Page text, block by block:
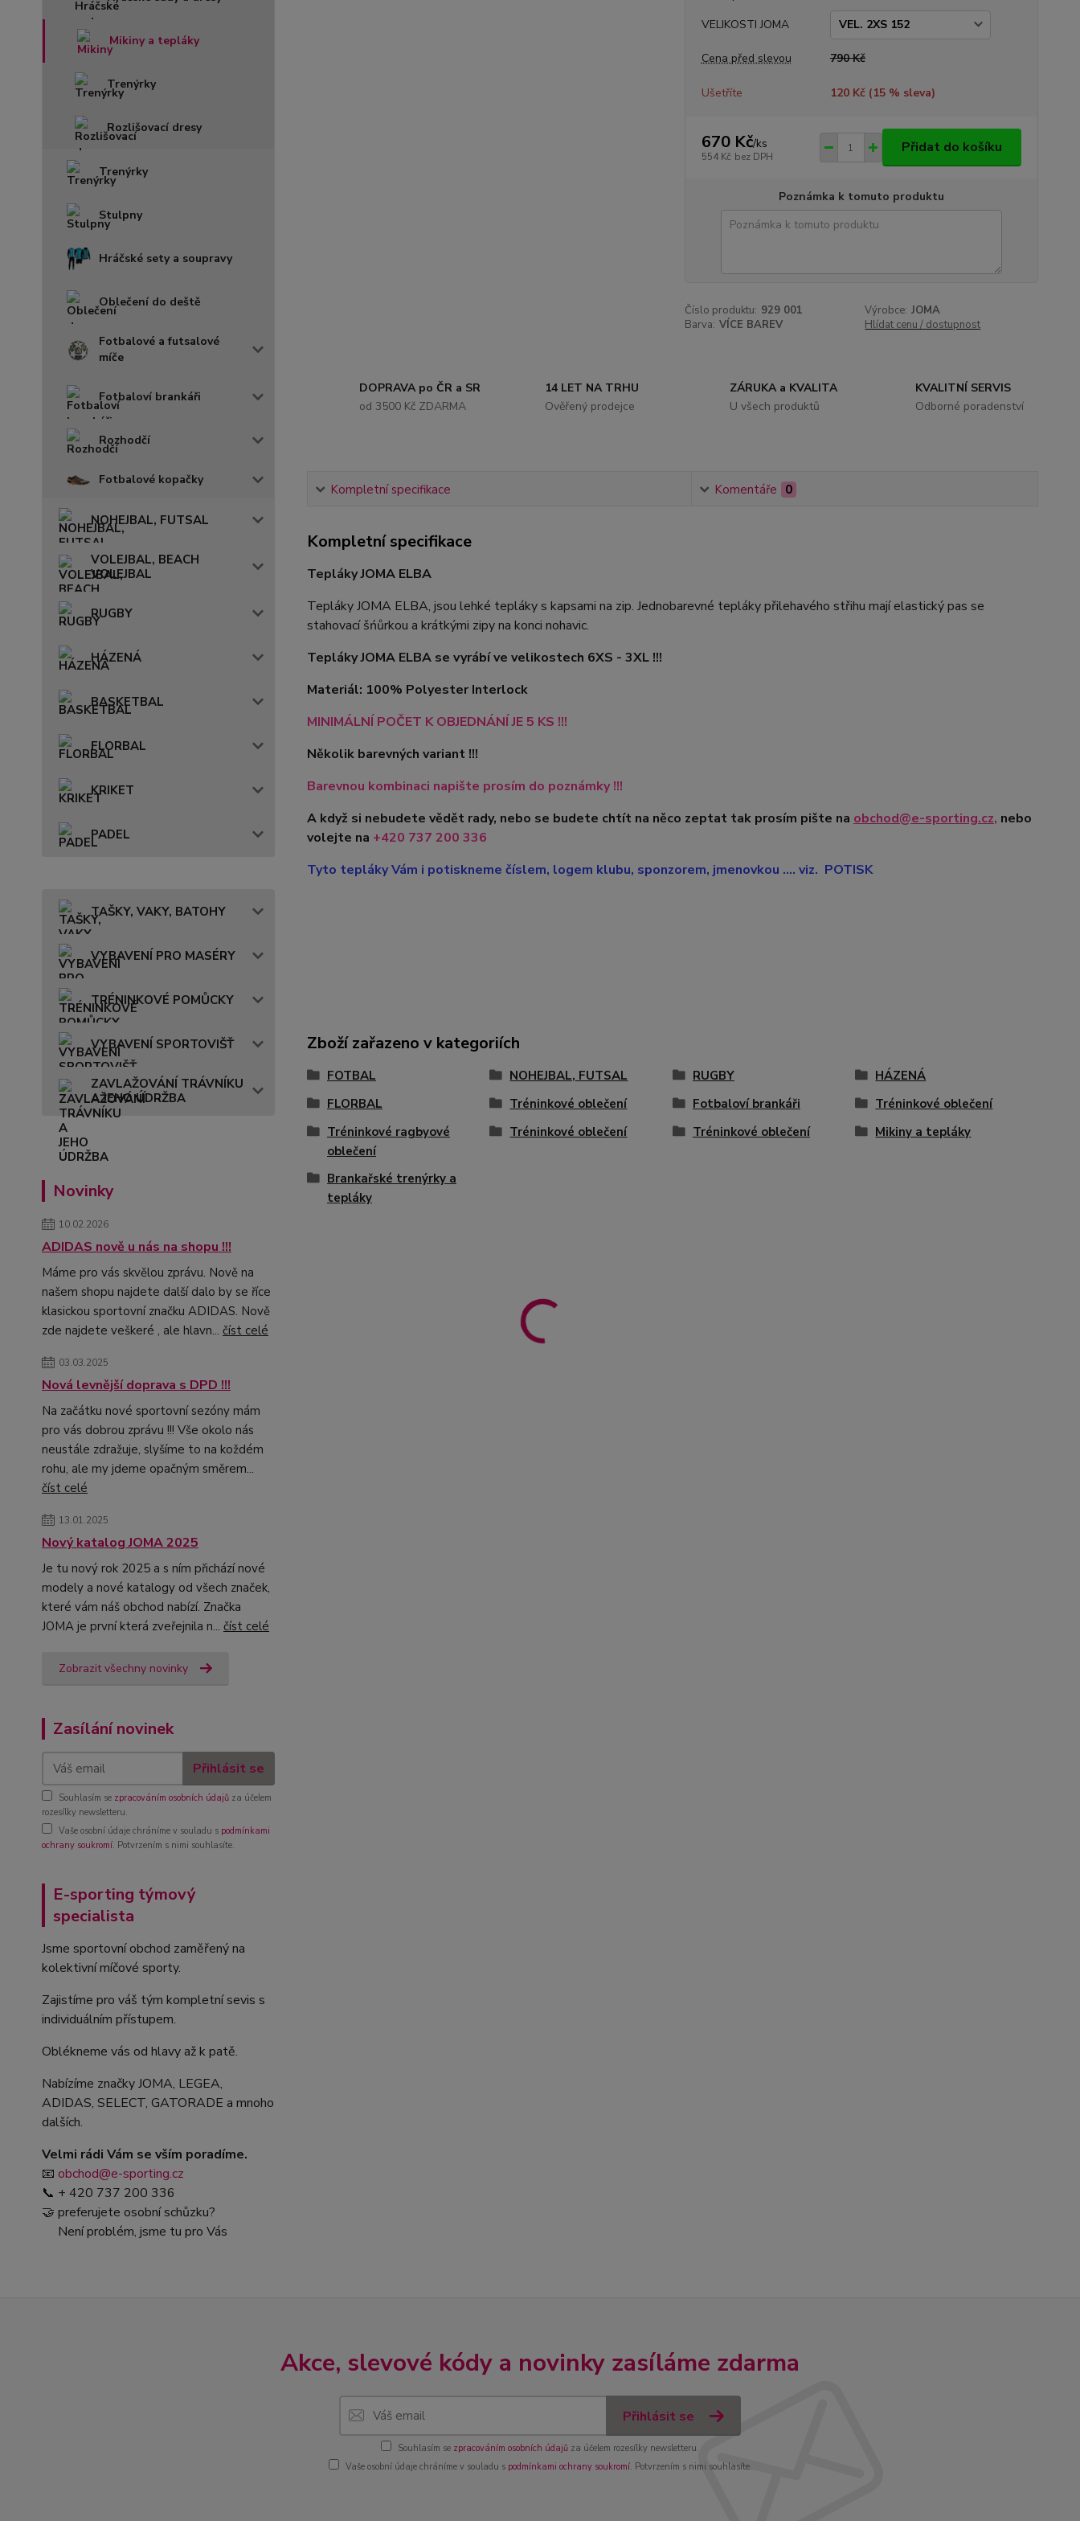
Mikiny a tepláky
Trenýrky
Rozlišovací dresy
Trenýrky
Stulpny
Hráčské sety a soupravy
Oblečení do deště
Fotbalové a futsalové
míče
Fotbaloví brankáři
Rozhodčí
Fotbalové kopačky
NOHEJBAL, FUTSAL
VOLEJBAL, BEACH
VOLEJBAL
RUGBY
HÁZENÁ
BASKETBAL
FLORBAL
KRIKET
PADEL
TAŠKY, VAKY, BATOHY
VYBAVENÍ PRO MASÉRY
TRÉNINKOVÉ POMŮCKY
VYBAVENÍ SPORTOVIŠŤ
ZAVLAŽOVÁNÍ TRÁVNÍKU
A JEHO ÚDRŽBA
Novinky
10.02.2026
ADIDAS nově u nás na shopu !!!
Máme pro vás skvělou zprávu. Nově na
našem shopu najdete další dalo by se říce
klasickou sportovní značku ADIDAS. Nově
zde najdete veškeré , ale hlavn... číst celé
03.03.2025
Nová levnější doprava s DPD !!!
Na začátku nové sportovní sezóny mám
pro vás dobrou zprávu !!! Vše okolo nás
neustále zdražuje, slyšíme to na koždém
rohu, ale my jdeme opačným směrem...
číst celé
13.01.2025
Nový katalog JOMA 2025
Je tu nový rok 2025 a s ním přichází nové
modely a nové katalogy od všech značek,
které vám náš obchod nabízí. Značka
JOMA je první která zveřejnila n... číst celé
Zobrazit všechny novinky
Zasílání novinek
Přihlásit se
Souhlasím se zpracováním osobních údajů za účelem
rozesílky newsletteru.
Vaše osobní údaje chráníme v souladu s podmínkami
ochrany soukromí. Potvrzením s nimi souhlasíte.
E-sporting týmový
specialista
Jsme sportovní obchod zaměřený na
kolektivní míčové sporty.
Zajistíme pro váš tým kompletní sevis s
individuálním přístupem.
Oblékneme vás od hlavy až k patě.
Nabízíme značky JOMA, LEGEA,
ADIDAS, SELECT, GATORADE a mnoho
dalších.
Velmi rádi Vám se vším poradíme.
📧 obchod@e-sporting.cz
📞 + 420 737 200 336
🤝 preferujete osobní schůzku?
Není problém, jsme tu pro Vás
VELIKOSTI JOMA
Cena před slevou 790 Kč
Ušetříte 120 Kč (15% sleva)
670 Kč/ks
554 Kč bez DPH
Přidat do košíku
Poznámka k tomuto produktu
Číslo produktu: 929 001 Výrobce: JOMA
Barva: VÍCE BAREV Hlídat cenu / dostupnost
DOPRAVA po ČR a SR
od 3500 Kč ZDARMA
14 LET NA TRHU
Ověřený prodejce
ZÁRUKA a KVALITA
U všech produktů
KVALITNÍ SERVIS
Odborné poradenství
Kompletní specifikace Komentáře 0
Kompletní specifikace
Tepláky JOMA ELBA
Tepláky JOMA ELBA, jsou lehké tepláky s kapsami na zip. Jednobarevné tepláky přilehavého střihu mají elastický pas se
stahovací šńůrkou a krátkými zipy na konci nohavic.
Tepláky JOMA ELBA se vyrábí ve velikostech 6XS - 3XL !!!
Materiál: 100% Polyester Interlock
MINIMÁLNÍ POČET K OBJEDNÁNÍ JE 5 KS !!!
Několik barevných variant !!!
Barevnou kombinaci napište prosím do poznámky !!!
A když si nebudete vědět rady, nebo se budete chtít na něco zeptat tak prosím pište na obchod@e-sporting.cz, nebo
volejte na +420 737 200 336
Tyto tepláky Vám i potiskneme číslem, logem klubu, sponzorem, jmenovkou .... viz. POTISK
Zboží zařazeno v kategoriích
FOTBAL NOHEJBAL, FUTSAL RUGBY
HÁZENÁ
FLORBAL
Tréninkové oblečení Fotbaloví brankáři
Tréninkové oblečení
Tréninkové ragbyové
oblečení
Tréninkové oblečení Tréninkové oblečení Mikiny a tepláky
Brankařské trenýrky a
tepláky
Akce, slevové kódy a novinky zasíláme zdarma
Přihlásit se
Souhlasím se zpracováním osobních údajů za účelem rozesílky newsletteru.
Vaše osobní údaje chráníme v souladu s podmínkami ochrany soukromí. Potvrzením s nimi souhlasíte.